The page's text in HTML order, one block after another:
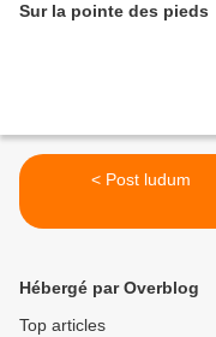
Sur la pointe des pieds
< Post ludum
Hébergé par Overblog
Top articles